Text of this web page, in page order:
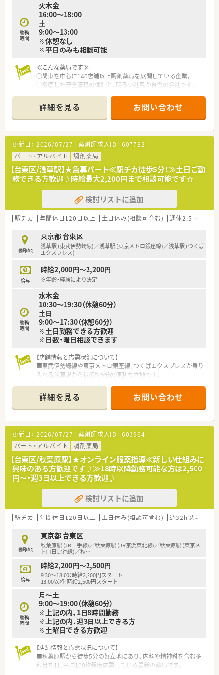
勤務
時間
火木金
16:00～18:00
土
9:00～13:00
※休憩なし
※平日のみも相談可能
≪こんな薬局です≫
○関東を中心に140店舗以上調剤薬局を展開している企業。
○徹底した安全管理の体制と、明るい社風が自慢の会社です。
○患者様からの厚い信頼が、高い実績となっています。
○システム関係が整っているので、ジェネリック提案の際も自動
で金額差も出してくれるので、落ち着いて投薬できます。
≪こんな薬局です≫
○新御徒町駅から徒歩4分！アクセス抜群◎
○メインの応需科目は内科, 呼吸器科, 小児科です！
○処方箋枚数は1日30～40枚/日程度！比較的落ち着いている環
境です
○幅広い年齢層が活躍されている店舗です！
詳細を見る お問い合わせ
更新日： 2026/07/27 薬剤師求人ID： 607782
パート・アルバイト
調剤薬局
【台東区/浅草駅】★急募パート≪駅チカ徒歩5分！≫土日ご勤
務できる方歓迎♪時給最大2,200円まで相談可能です☆
検討リストに追加
駅チカ 年間休日120日以上 土日休み(相談可含む) 週休2.5日以上
勤務地
東京都 台東区
浅草駅 (東武伊勢崎線)／浅草駅 (東京メトロ銀座線)／浅草駅 (つくば
エクスプレス)
給与
時給2,000円～2,200円
※年齢・経験により決定
勤務
時間
水木金
10:30～19:30（休憩60分）
土日
9:00～17:30（休憩60分）
※土日勤務できる方歓迎
※日数・曜日相談できます
【店舗情報と応需状況について】
■東武伊勢崎線や東京メトロ銀座線、つくばエクスプレスが乗り
入れる浅草駅から徒歩約5分の便利な立地です。
した環境となっています。
■1日の処方箋枚数は約40枚で、現在は薬剤師常勤2名、事務スタ
ッフ1名の体制で運営しています。
【法人特徴について】
■関西を中心に140店舗以上の調剤薬局を展開し、患者様第一の
理念で地域医療に貢献しています。
■代表は病院薬剤師や子育ての経験を持つ女性薬剤師であり、女
性が働きやすい環境づくりに理解があります。
■医師の開業支援事業も手掛けており、クリニックの開院と同時
に出店するため、医療機関との関係性が良好です。
【やりがい/おすすめポイント】
■浅草駅から徒歩圏内というアクセス抜群の好立地で、オープン
したばかりの新しい薬局で勤務できます。
ど、専門的なスキルを磨くことができます。
■女性の働き方に理解のある代表のもと、本部からの手厚いサポ
ートを受けながら薬剤師業務に集中できます。
詳細を見る お問い合わせ
更新日： 2026/07/27 薬剤師求人ID： 603964
パート・アルバイト
調剤薬局
【台東区/秋葉原駅】★オンライン服薬指導≪新しい仕組みに
興味のある方歓迎です♪≫18時以降勤務可能な方は2,500
円～・週3日以上できる方歓迎♪
検討リストに追加
駅チカ 年間休日120日以上 土日休み(相談可含む) 週32h以上
勤務地
東京都 台東区
秋葉原駅 (JR山手線)／秋葉原駅 (JR京浜東北線)／秋葉原駅 (東京メ
トロ日比谷線)／秋…
給与
時給2,200円～2,500円
9:30～18:00：時給2,200円スタート
18:00以降：時給2,500円スタート
勤務
時間
月～土
9:00～19:00（休憩60分）
※上記の内、1日8時間勤務
※上記の内、週3日以上できる方
※土曜日できる方歓迎
【店舗情報と応需状況について】
■秋葉原駅から徒歩5分の好立地にあり、内科や精神科を含む多
科目を1日平均100枚程度応需している最新の薬局です。